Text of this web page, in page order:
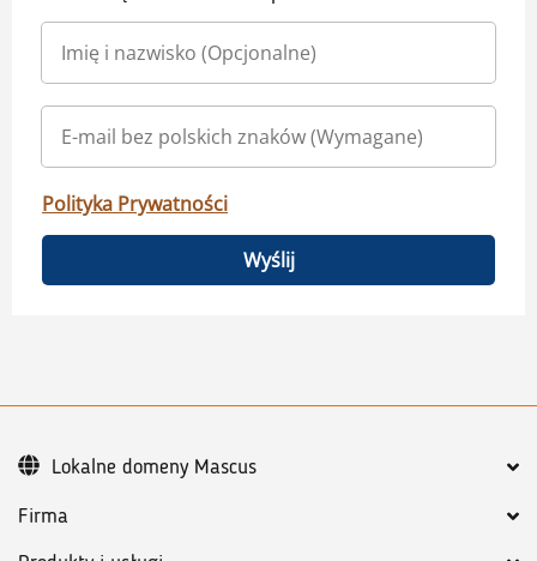
Polityka Prywatności
Wyślij
Firma
Lokalne domeny Mascus